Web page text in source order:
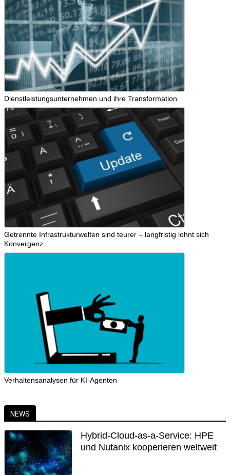
Dienstleistungsunternehmen und ihre Transformation
Getrennte Infrastrukturwelten sind teurer – langfristig lohnt sich
Konvergenz
Verhaltensanalysen für KI-Agenten
NEWS
Hybrid-Cloud-as-a-Service: HPE
und Nutanix kooperieren weltweit